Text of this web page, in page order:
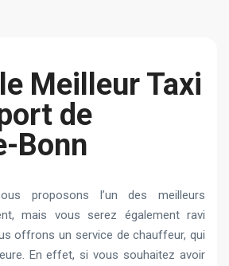
Meilleur Taxi
de
Bonn
proposons l’un des meilleurs
mais vous serez également ravi
offrons un service de chauffeur, qui
En effet, si vous souhaitez avoir